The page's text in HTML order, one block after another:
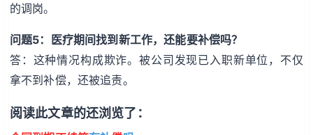
的调岗。
问题5：医疗期间找到新工作，还能要补偿吗？
答：这种情况构成欺诈。被公司发现已入职新单位，不仅
拿不到补偿，还被追责。
阅读此文章的还浏览了：